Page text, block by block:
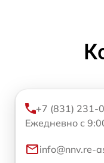
+7 (831) 231-
Ежедневно с
info@nnv.re-